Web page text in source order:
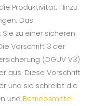
Produktivität. Hinzu
Das
zu einer sicheren
Vorschrift 3 der
(DGUV V3)
aus. Diese Vorschrift
und sie schreibt die
und Betriebsmittel